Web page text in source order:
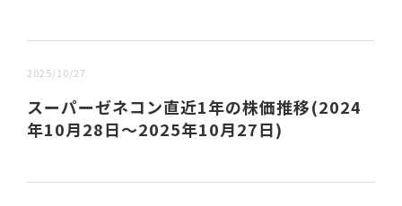
2025/10/27
スーパーゼネコン直近1年の株価推移(2024
年10月28日～2025年10月27日)